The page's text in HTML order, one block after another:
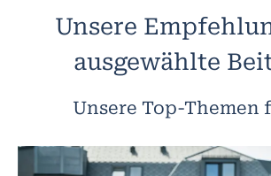
Unsere
ausgewählte
Unsere Top-Themen